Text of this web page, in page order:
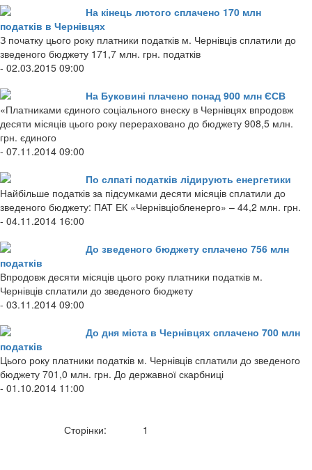
На кінець лютого сплачено 170 млн
податків в Чернівцях
З початку цього року платники податків м. Чернівців сплатили до
зведеного бюджету 171,7 млн. грн. податків
- 02.03.2015 09:00
На Буковині плачено понад 900 млн ЄСВ
«Платниками єдиного соціального внеску в Чернівцях впродовж
десяти місяців цього року перераховано до бюджету 908,5 млн.
грн. єдиного
- 07.11.2014 09:00
По слпаті податків лідирують енергетики
Найбільше податків за підсумками десяти місяців сплатили до
зведеного бюджету: ПАТ ЕК «Чернівціобленерго» – 44,2 млн. грн.
- 04.11.2014 16:00
До зведеного бюджету сплачено 756 млн
податків
Впродовж десяти місяців цього року платники податків м.
Чернівців сплатили до зведеного бюджету
- 03.11.2014 09:00
До дня міста в Чернівцях сплачено 700 млн
податків
Цього року платники податків м. Чернівців сплатили до зведеного
бюджету 701,0 млн. грн. До державної скарбниці
- 01.10.2014 11:00
Сторінки: 1